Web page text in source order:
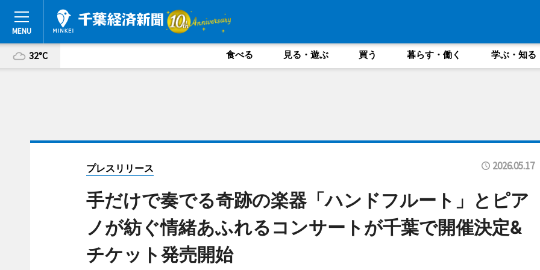
32°C 食べる 見る・遊ぶ 買う 暮らす・働く 学ぶ・知る
プレスリリース 2026.05.17
手だけで奏でる奇跡の楽器「ハンドフルート」とピア
ノが紡ぐ情緒あふれるコンサートが千葉で開催決定&
チケット発売開始